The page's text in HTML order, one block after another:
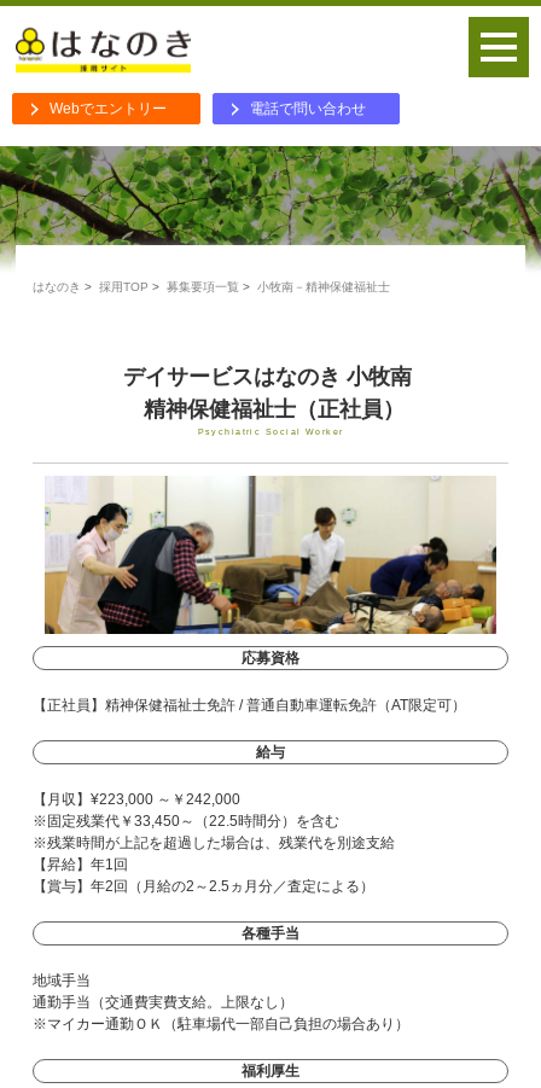
Webでエントリー 電話で問い合わせ
はなのき 採用TOP 募集要項一覧 小牧南－精神保健福祉士
デイサービスはなのき 小牧南
精神保健福祉士（正社員）
Psychiatric Social Worker
応募資格
【正社員】精神保健福祉士免許 / 普通自動車運転免許（AT限定可）
給与
【月収】¥223,000 ～￥242,000
※固定残業代￥33,450～（22.5時間分）を含む
※残業時間が上記を超過した場合は、残業代を別途支給
【昇給】年1回
【賞与】年2回（月給の2～2.5ヵ月分／査定による）
各種手当
地域手当
通勤手当（交通費実費支給。上限なし）
※マイカー通勤ＯＫ（駐車場代一部自己負担の場合あり）
福利厚生